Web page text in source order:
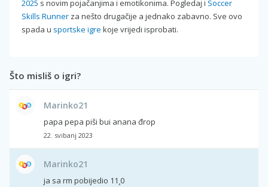
2025 s novim pojačanjima i emotikonima. Pogledaj i Soccer
Skills Runner za nešto drugačije a jednako zabavno. Sve ovo
spada u sportske igre koje vrijedi isprobati.
Što misliš o igri?
Marinko21
papa pepa piši bui anana đrop
22. svibanj 2023
Marinko21
ja sa rm pobijedio 11¸0